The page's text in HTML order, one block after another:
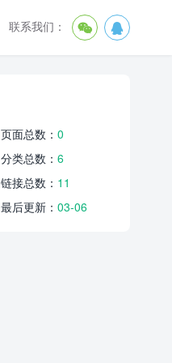
联系我们：  
页面总数： 0
分类总数： 6
链接总数： 11
最后更新： 03-06